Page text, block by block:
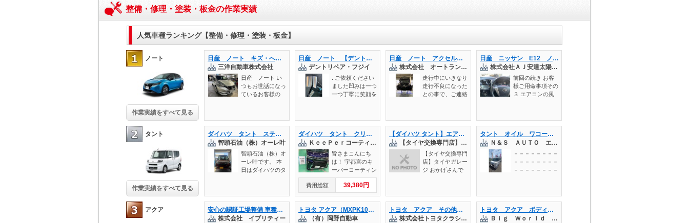
整備・修理・塗装・板金の作業実績
人気車種ランキング【整備・修理・塗装・板金】
ノート
作業実績をすべて見る
日産 ノート キズ・へこみ直し │池田市 車検 鈑金
三洋自動車株式会社
日産 ノート い
つもお世話になっ
ているお客様の
つけて修理をガソ
リンスタンドで
お願いをしたこと
があるということ
でした。 ヘコミ
はひどかったです
での作業となりま
した。 今回のへ
こみキズはすぐに
日産 ノート 【デントリペア】
デントリペア・フジイ
. ご依頼ください
ました凹みは一つ
一つ丁寧に笑顔を
トリペア・ウィン
ドリペアの事なら
創業1999年から
多くの実績を持つ
専門店『デントリ
ペア・フジイ』に
せ。 . 〒593-83
12 大阪府堺市西
区草部750-6 フリ
ーダイヤル：012
0-703-853(出張修
日産 ノート アクセル踏んでも加速しない スーパーチャージャーインレットチューブ交換 吸排気系修理・整備 走行不良
株式会社 オートランド翼
走行中にいきなり
走行不良になった
との事で、ご連絡
況を伺いました
ら、アクセルを踏
んでもあまり進ま
なく何回もエンジ
ンが止まったとの
事でした。
日産 ニッサン E12 ノート エアコン風が出ない 風向き切り替えできない エアコンフィルター アクチュエーター交換 エアコン修理 岡山市 倉敷市 玉野市
株式会社ＡＪ安達太陽自動車
前回の続き お客
様ご用命事項その
３ エアコンの風
ことです。
タント
作業実績をすべて見る
ダイハツ タント ステアリングラックブーツ交換 【鳥取県 鳥取市で持込でのタイヤ交換・ナビ・ETC・ドライブレコーダー等のパーツ取付・車検・整備・修理の事なら智頭石油 オーレ叶 へ！】
智頭石油（株）オーレ叶
智頭石油（株）オ
ーレ叶です。 本
日はダイハツのタ
れました。 ステ
アリングのラック
ブーツとはステア
ダイハツ タント クリスタルキーパー 無塗装樹脂パーツキーパー レンズコーティング 施工 【キーパープロショップ キーパーラボ キーパーコーティング 宇都宮 他の地域からのお客様も大歓迎！】
ＫｅｅＰｅｒコーティング専門店 ＤＡＺＺＬＥ ＡＵＴＯ ダズルオート
皆さまこんにち
は！ 宇都宮のキ
ーパーコーティン
グ専門店、ダズル
オート代表の佐藤
です(^^) あっ、代
表といっても、ス
タッフは私一人し
かおりません
費用総額 39,380円
【ダイハツ タント】エアコン修理・ガス補充（エアコンが効かない・ぬるい風が出る）
【タイヤ交換専門店】タイヤガレージ おかげさん
【タイヤ交換専門
店】タイヤガレー
ジ おかげさんで
CBA-L375S）の
エアコン（電装
系）修理の作業実
タント オイル ワコーズアンチエイジング エレメント 交換【岡山県岡山市 東区・中区・北区・赤磐市・瀬戸内市で持込でのタイヤ交換・ドライブレコーダー・ナビ等のパーツ取付・カスタムの事ならエヌアンドエスオートへお任せ】下さい！】
Ｎ＆Ｓ ＡＵＴＯ エヌアンドエスオート
－－－－－－－－
－－－－－－－－
－－－－－－－－
でのタイヤ交換・
各種パーツ取付
大歓迎受付！作業
アクア
安心の認証工場整備 車種アクア(型式) ドアミラーウィンカー交換 愛知県一宮市 岐阜市 江南市 稲沢市 名古屋市
株式会社 イブリティー
トヨタ アクア（MXPK10）カラー№3U5 フロント事故修理｜フロントバンパー・コアサポート・ラジエーター・コンデンサー交換／フェンダーエプロン修理｜埼玉県上尾市 岡野自動車
（有）岡野自動車
トヨタ アクア その他修理・整備 AQUA 鍵が開かない修理 ドアが開け閉めできない 岡山市北区 岡山市中区 岡山市東区 岡山市南区 倉敷市 ＮＨＰ10 瀬戸内市
株式会社トヨタクラシックカーサービス
トヨタ アクア ボディコーティング 筑後市 久留米市 広川町 八女市 みやま市 大牟田市 柳川市 大川市 佐賀市 鳥栖市 荒尾市 他地域のお客様も大歓迎です！
Ｂｉｇ Ｗｏｒｌｄ Ｄｏｏｒ カーコーティング 光触媒コーティング専門店